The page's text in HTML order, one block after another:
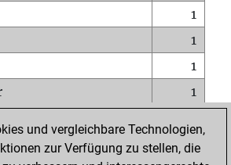
1
1
1
1
Brett
0
und vergleichbare Technologien,
zur Verfügung zu stellen, die